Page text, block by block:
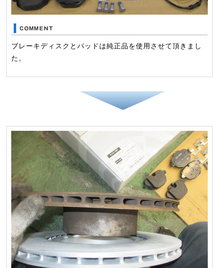
ブレーキディスクとパッドは純正品を使用させて頂きまし
た。